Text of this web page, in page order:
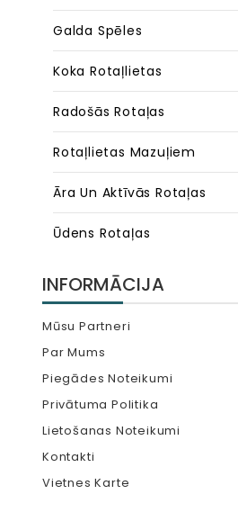
Galda Spēles
Koka Rotaļlietas
Radošās Rotaļas
Rotaļlietas Mazuļiem
Āra Un Aktīvās Rotaļas
Ūdens Rotaļas
INFORMĀCIJA
Mūsu Partneri
Par Mums
Piegādes Noteikumi
Privātuma Politika
Lietošanas Noteikumi
Kontakti
Vietnes Karte